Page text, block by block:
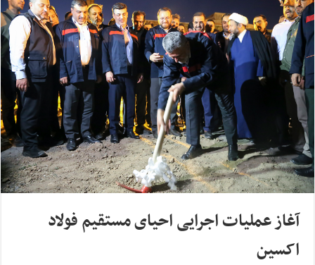
آغاز عملیات اجرایی احیای مستقیم فولاد
اکسین